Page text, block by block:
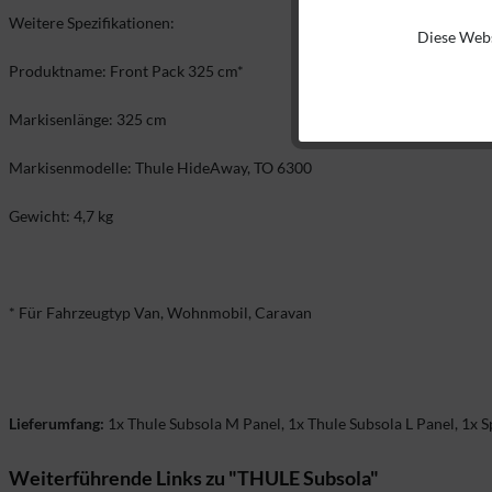
Weitere Spezifikationen:
Produktname: Front Pack 325 cm*
Markisenlänge: 325 cm
Markisenmodelle: Thule HideAway, TO 6300
Gewicht: 4,7 kg
* Für Fahrzeugtyp Van, Wohnmobil, Caravan
Lieferumfang: 1x Thule Subsola M Panel, 1x Thule Subsola L Panel, 1x
Weiterführende Links zu "THULE Subsola"
Diese